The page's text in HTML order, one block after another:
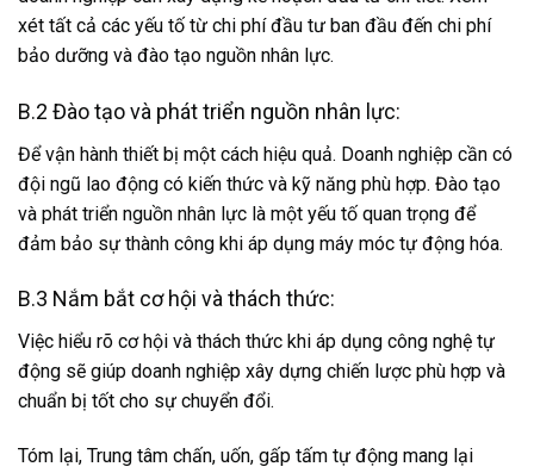
xét tất cả các yếu tố từ chi phí đầu tư ban đầu đến chi phí
bảo dưỡng và đào tạo nguồn nhân lực.
B.2 Đào tạo và phát triển nguồn nhân lực:
Để vận hành thiết bị một cách hiệu quả. Doanh nghiệp cần có
đội ngũ lao động có kiến thức và kỹ năng phù hợp. Đào tạo
và phát triển nguồn nhân lực là một yếu tố quan trọng để
đảm bảo sự thành công khi áp dụng máy móc tự động hóa.
B.3 Nắm bắt cơ hội và thách thức:
Việc hiểu rõ cơ hội và thách thức khi áp dụng công nghệ tự
động sẽ giúp doanh nghiệp xây dựng chiến lược phù hợp và
chuẩn bị tốt cho sự chuyển đổi.
Tóm lại, Trung tâm chấn, uốn, gấp tấm tự động mang lại